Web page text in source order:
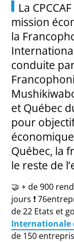
La
mission
la
conduite
et Québec
pour
Québec, la
le reste de
🤝 + de 900
jours ❗
de 22 Etats et
Internationale
de 150